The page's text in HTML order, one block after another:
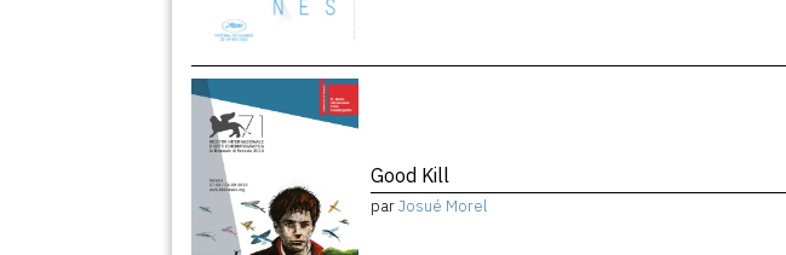
Good Kill
parJosué Morel